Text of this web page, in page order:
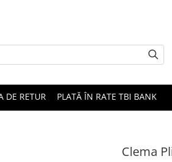
DE RETUR PLATĂ ÎN RATE TBI BANK
Clema